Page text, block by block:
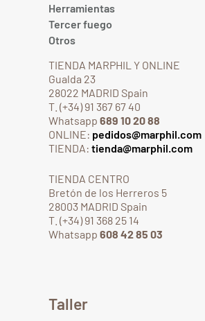
Herramientas
Tercer fuego
Otros
TIENDA MARPHIL Y ONLINE
Gualda 23
28022 MADRID Spain
T. (+34) 91 367 67 40
Whatsapp 689 10 20 88
ONLINE: pedidos@marphil.com
TIENDA: tienda@marphil.com
TIENDA CENTRO
Bretón de los Herreros 5
28003 MADRID Spain
T. (+34) 91 368 25 14
Whatsapp 608 42 85 03
Taller